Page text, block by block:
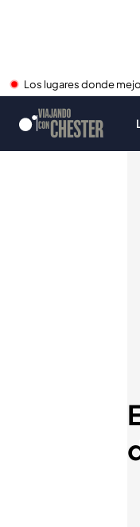
Los lugares donde